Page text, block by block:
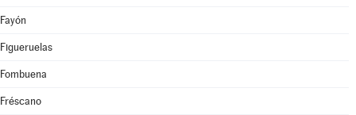
Fayón
Figueruelas
Fombuena
Fréscano